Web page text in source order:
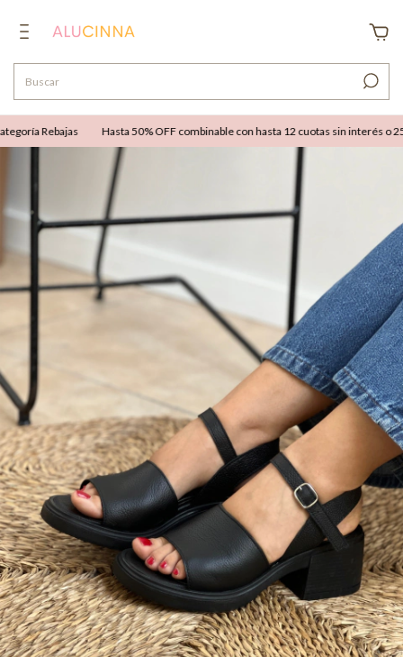
Rebajas Hasta 50% OFF combinable con hasta 12 cuotas sin interés o